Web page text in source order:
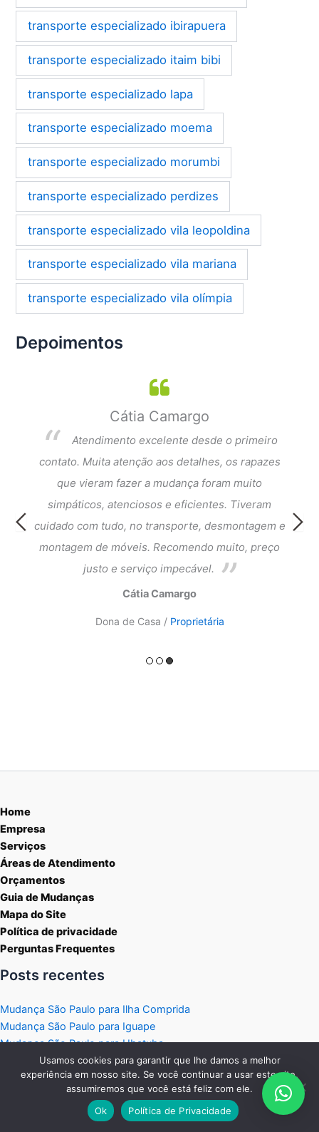
transporte especializado ibirapuera
transporte especializado itaim bibi
transporte especializado lapa
transporte especializado moema
transporte especializado morumbi
transporte especializado perdizes
transporte especializado vila leopoldina
transporte especializado vila mariana
transporte especializado vila olímpia
Depoimentos
Cátia Camargo
Atendimento excelente desde o primeiro
contato. Muita atenção aos detalhes, os rapazes
que vieram fazer a mudança foram muito
simpáticos, atenciosos e eficientes. Tiveram
cuidado com tudo, no transporte, desmontagem e
montagem de móveis. Recomendo muito, preço
justo e serviço impecável.
Cátia Camargo
Dona de Casa / Proprietária
Home
Empresa
Serviços
Áreas de Atendimento
Orçamentos
Guia de Mudanças
Mapa do Site
Política de privacidade
Perguntas Frequentes
Posts recentes
Mudança São Paulo para Ilha Comprida
Mudança São Paulo para Iguape
Mudança São Paulo para Ubatuba
Mudança São Paulo para São Sebastião
Mudança São Paulo para Ilhabela
Atendemos todo o Estado de São Paulo para Mudanças
Residenciais e Comerciais.
Usamos cookies para garantir que lhe damos a melhor
experiência em nosso site. Se você continuar a usar este site,
assumiremos que você está feliz com ele.
Ok
Política de Privacidade